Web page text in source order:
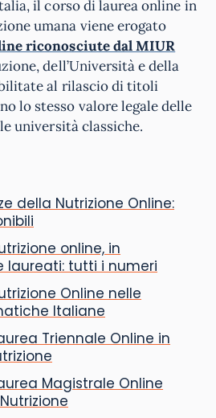
il corso di laurea online in
umana viene erogato
riconosciute dal MIUR
dell’Università e della
al rilascio di titoli
lo stesso valore legale delle
università classiche.
della Nutrizione Online:
online, in
laureati: tutti i numeri
Online nelle
Italiane
Triennale Online in
Magistrale Online